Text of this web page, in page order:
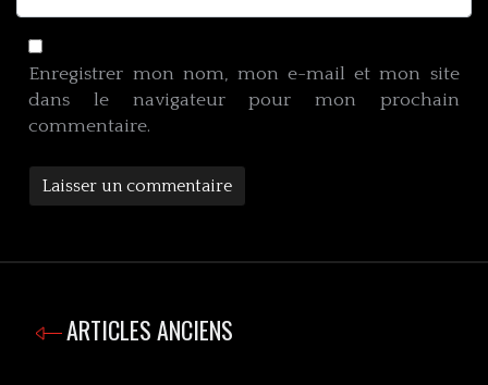
Enregistrer mon nom, mon e-mail et mon site
dans le navigateur pour mon prochain
commentaire.
ARTICLES ANCIENS